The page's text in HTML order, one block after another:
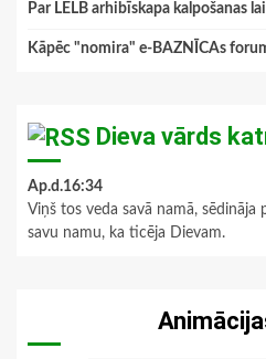
Par LELB arhibīskapa kalpošanas
Kāpēc "nomira" e-BAZNĪCAs
Dieva vārds
Ap.d.16:34
Viņš tos veda savā namā, sēdināja
savu namu, ka ticēja Dievam.